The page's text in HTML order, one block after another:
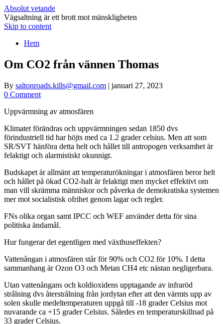
Absolut vetande
Vägsaltning är ett brott mot mänskligheten
Skip to content
Hem
Om CO2 från vännen Thomas
By saltonroads.kills@gmail.com | januari 27, 2023
0 Comment
Uppvärmning av atmosfären
Klimatet förändras och uppvärmningen sedan 1850 dvs
förindustriell tid har höjts med ca 1.2 grader celsius. Men att som
SR/SVT hänföra detta helt och hållet till antropogen verksamhet är
felaktigt och alarmistiskt okunnigt.
Budskapet är allmänt att temperaturökningar i atmosfären beror helt
och hållet på ökad CO2-halt är felaktigt men mycket effektivt om
man vill skrämma människor och påverka de demokratiska systemen
mer mot socialistisk ofrihet genom lagar och regler.
FNs olika organ samt IPCC och WEF använder detta för sina
politiska ändamål.
Hur fungerar det egentligen med växthuseffekten?
Vattenångan i atmosfären står för 90% och CO2 för 10%. I detta
sammanhang är Ozon O3 och Metan CH4 etc nästan negligerbara.
Utan vattenångans och koldioxidens upptagande av infraröd
strålning dvs återstrålning från jordytan efter att den värmts upp av
solen skulle medeltemperaturen uppgå till -18 grader Celsius mot
nuvarande ca +15 grader Celsius. Således en temperaturskillnad på
33 grader Celsius.